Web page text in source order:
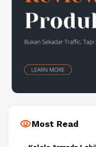
visibilityMost Read